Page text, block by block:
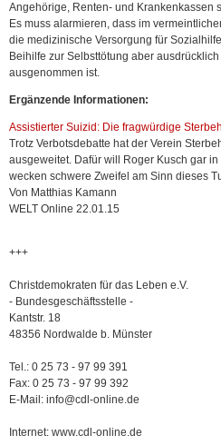
Angehörige, Renten- und Krankenkassen
Es muss alarmieren, dass im
die medizinische Versorgung für
Beihilfe zur Selbsttötung aber
ausgenommen ist.
Ergänzende Informationen:
Assistierter Suizid: Die fragwürdige
Trotz Verbotsdebatte hat der Verein
ausgeweitet. Dafür will Roger Kusch gar
wecken schwere Zweifel am Sinn dieses
Von Matthias Kamann
WELT Online 22.01.15
+++
Christdemokraten für das Leben e.V.
- Bundesgeschäftsstelle -
Kantstr. 18
48356 Nordwalde b. Münster
Tel.: 0 25 73 - 97 99 391
Fax: 0 25 73 - 97 99 392
E-Mail: info@cdl-online.de
Internet: www.cdl-online.de